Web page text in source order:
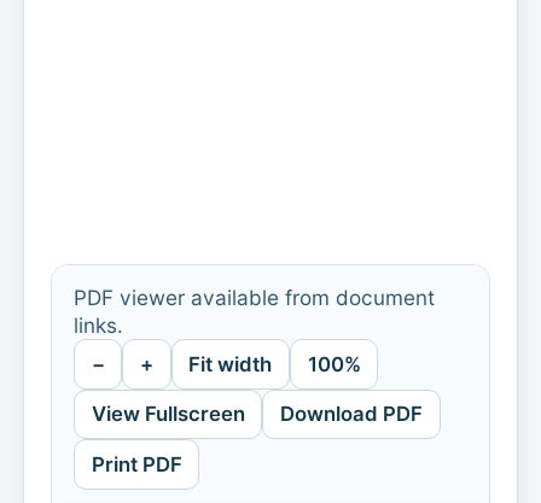
PDF viewer available from document
links.
− + Fit width 100%
View Fullscreen Download PDF
Print PDF